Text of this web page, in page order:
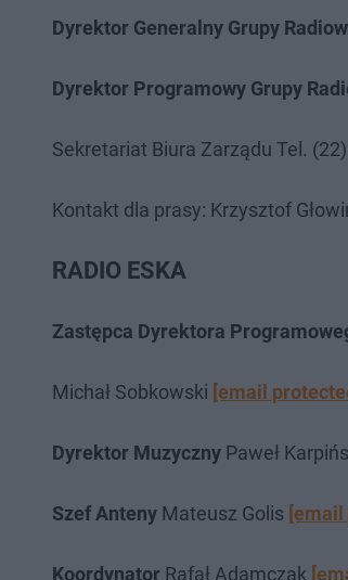
Dyrektor Generalny Grupy
Dyrektor Programowy Grupy
Sekretariat Biura Zarządu Tel.
Kontakt dla prasy: Krzysztof
RADIO ESKA
Zastępca Dyrektora
Michał Sobkowski [email
Dyrektor Muzyczny Paweł
Szef Anteny Mateusz Golis [email
Koordynator Rafał Adamczak